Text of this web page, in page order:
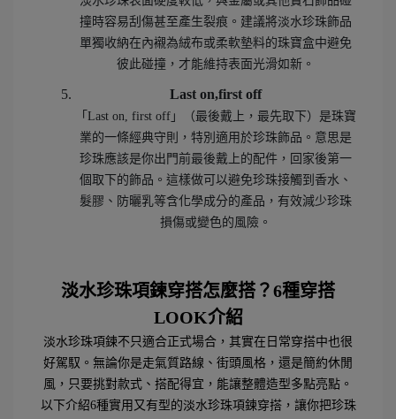
撞時容易刮傷甚至產生裂痕。建議將淡水珍珠飾品
單獨收納在內襯為絨布或柔軟墊料的珠寶盒中避免
彼此碰撞，才能維持表面光滑如新。
Last on,first off
「Last on, first off」（最後戴上，最先取下）是珠寶
業的一條經典守則，特別適用於珍珠飾品。意思是
珍珠應該是你出門前最後戴上的配件，回家後第一
個取下的飾品。這樣做可以避免珍珠接觸到香水、
髮膠、防曬乳等含化學成分的產品，有效減少珍珠
損傷或變色的風險。
淡水珍珠項鍊穿搭怎麼搭？6種穿搭
LOOK介紹
淡水珍珠項鍊不只適合正式場合，其實在日常穿搭中也很
好駕馭。無論你是走氣質路線、街頭風格，還是簡約休閒
風，只要挑對款式、搭配得宜，能讓整體造型多點亮點。
以下介紹6種實用又有型的淡水珍珠項鍊穿搭，讓你把珍珠